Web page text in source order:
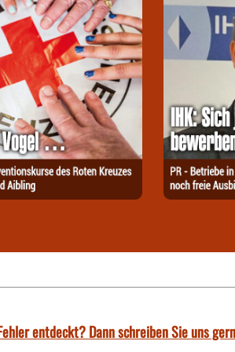
entdeckt? Dann schreiben Sie uns